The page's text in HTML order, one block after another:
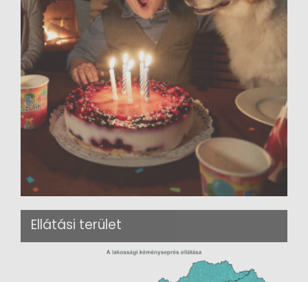
Ellátási terület